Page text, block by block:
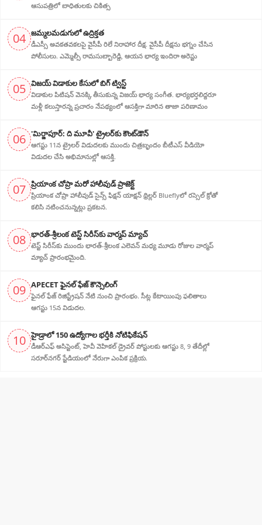
ఆసుపత్రిలో బాధితులకు చికిత్స
04 జ‌మ్మ‌ల‌మ‌డుగులో ఉద్రిక్త‌త‌
డీఎస్సీ అవ‌క‌త‌వ‌క‌ల‌పై వైసీపీ రిలే నిరాహార‌ దీక్ష‌. వైసీపీ దీక్ష‌ను భ‌గ్నం చేసిన
పోలీసులు. ఎమ్మెల్సీ రామసుబ్బారెడ్డి, ఆయ‌న‌ భార్య ఇందిరా అరెస్టు
05 విజ‌య్ విడాకుల కేసులో బిగ్ ట్విస్ట్‌
విడాకుల‌ పిటిషన్ వెన‌క్కి తీసుకున్న విజ‌య్ భార్య‌ సంగీత. భార్య‌భ‌ర్త‌లిద్ద‌రూ
మళ్లీ కలుస్తారన్న ప్రచారం నేపథ్యంలో ఆస‌క్తిగా మారిన తాజా పరిణామం
06 'మిర్జాపూర్: ది మూవీ' ట్రైలర్‌కు కౌంట్‌డౌన్
ఆగస్టు 11న ట్రైలర్ విడుదలకు ముందు చిత్రబృందం బీటీఎస్ వీడియో
విడుదల చేసి అభిమానుల్లో ఆసక్తి.
07 ప్రియాంక చోప్రా మరో హాలీవుడ్ ప్రాజెక్ట్
ప్రియాంక చోప్రా హాలీవుడ్ సైన్స్ ఫిక్షన్ యాక్షన్ థ్రిల్లర్ Blueflyలో రస్సెల్ క్రోతో
కలిసి నటించనున్నట్లు ప్రకటన.
08 భారత్-శ్రీలంక టెస్ట్ సిరీస్‌కు వార్మప్ మ్యాచ్
టెస్ట్ సిరీస్‌కు ముందు భారత్-శ్రీలంక ఎలెవన్ మధ్య మూడు రోజుల వార్మప్
మ్యాచ్ ప్రారంభమైంది.
09 APECET ఫైనల్ ఫేజ్ కౌన్సెలింగ్
ఫైనల్ ఫేజ్ రిజిస్ట్రేషన్ నేటి నుంచి ప్రారంభం. సీట్ల కేటాయింపు ఫలితాలు
ఆగస్టు 15న విడుదల.
10 హైడ్రాలో 150 ఉద్యోగాల భర్తీకి నోటిఫికేషన్
డీఆర్‌ఎఫ్ అసిస్టెంట్, హెవీ వెహికల్ డ్రైవర్ పోస్టులకు ఆగస్టు 8, 9 తేదీల్లో
సరూర్‌నగర్ స్టేడియంలో నేరుగా ఎంపిక ప్రక్రియ.